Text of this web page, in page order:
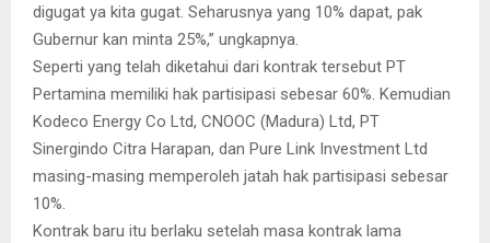
digugat ya kita gugat. Seharusnya yang 10% dapat, pak
Gubernur kan minta 25%,” ungkapnya.
Seperti yang telah diketahui dari kontrak tersebut PT
Pertamina memiliki hak partisipasi sebesar 60%. Kemudian
Kodeco Energy Co Ltd, CNOOC (Madura) Ltd, PT
Sinergindo Citra Harapan, dan Pure Link Investment Ltd
masing-masing memperoleh jatah hak partisipasi sebesar
10%.
Kontrak baru itu berlaku setelah masa kontrak lama